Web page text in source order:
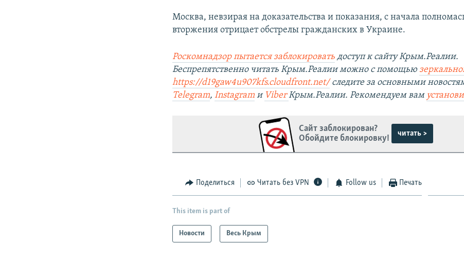
Москва, невзирая на доказательства и показания, с начала
вторжения отрицает обстрелы гражданских в Украине.
Роскомнадзор пытается заблокировать доступ к сайту Крым.Реалии.
Беспрепятственно читать Крым.Реалии можно с помощью
https://d19gaw4u907kfs.cloudfront.net/следите за основными
Telegram,Instagram и ViberКрым.Реалии. Рекомендуем вам
Сайт заблокирован?
Обойдите блокировку!
читать >
Поделиться Читать без VPN Follow us Печать
This item is part of
Новости Весь Крым